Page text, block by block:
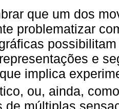
que um dos
problematizar
e
implica
ou, ainda,
de múltiplas